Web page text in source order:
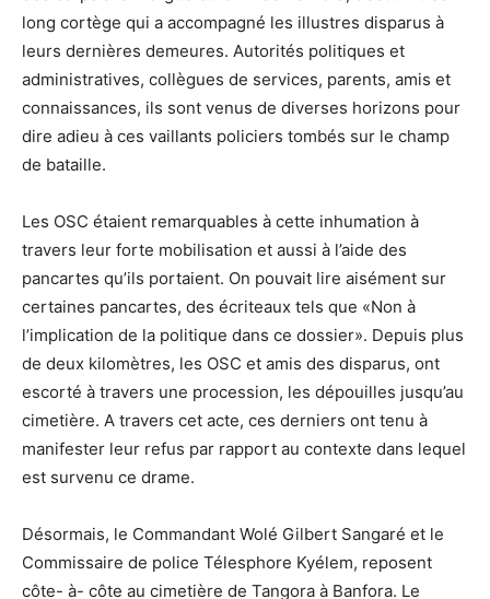
long cortège qui a accompagné les illustres disparus à
leurs dernières demeures. Autorités politiques et
administratives, collègues de services, parents, amis et
connaissances, ils sont venus de diverses horizons pour
dire adieu à ces vaillants policiers tombés sur le champ
de bataille.
Les OSC étaient remarquables à cette inhumation à
travers leur forte mobilisation et aussi à l’aide des
pancartes qu’ils portaient. On pouvait lire aisément sur
certaines pancartes, des écriteaux tels que «Non à
l’implication de la politique dans ce dossier». Depuis plus
de deux kilomètres, les OSC et amis des disparus, ont
escorté à travers une procession, les dépouilles jusqu’au
cimetière. A travers cet acte, ces derniers ont tenu à
manifester leur refus par rapport au contexte dans lequel
est survenu ce drame.
Désormais, le Commandant Wolé Gilbert Sangaré et le
Commissaire de police Télesphore Kyélem, reposent
côte- à- côte au cimetière de Tangora à Banfora. Le